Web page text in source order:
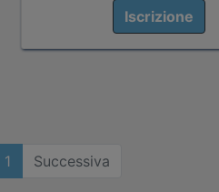
Iscrizione
1 Successiva